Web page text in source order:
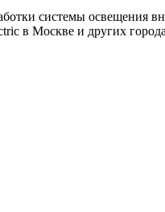
системы освещения
в Москве и других